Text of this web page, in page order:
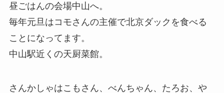
昼ごはんの会場中山へ。
毎年元旦はコモさんの主催で北京ダックを食べる
ことになってます。
中山駅近くの天厨菜館。
さんかしゃはこもさん、べんちゃん、たろお、や